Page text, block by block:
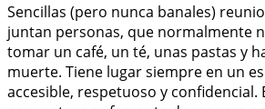
Sencillas (pero nunca banales)
juntan personas, que normalmente
tomar un café, un té, unas pastas y
muerte. Tiene lugar siempre en un
accesible, respetuoso y confidencial.